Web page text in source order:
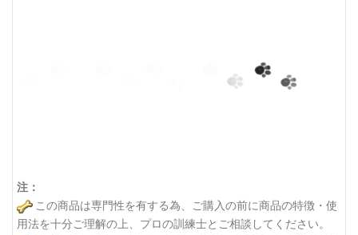
注：
この商品は専門性を有する為、ご購入の前に商品の特徴・使
用法を十分ご理解の上、プロの訓練士とご相談してください。